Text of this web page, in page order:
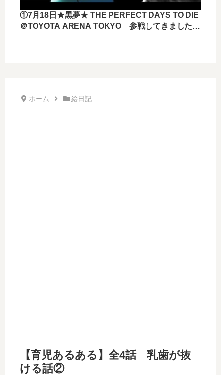
①7月18日★黒夢★ THE PERFECT DAYS TO DIE
＠TOYOTA ARENA TOKYO 参戦してきました
ホーム 絵日記
【育児あるある】全4話 乳歯が抜
ける話②